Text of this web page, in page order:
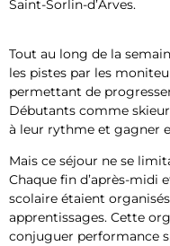
Saint-Sorlin-d’Arves.
Tout au long de la
les pistes par les
permettant de
Débutants comme
à leur rythme et gagner
Mais ce séjour ne se
Chaque fin d’après-midi
scolaire étaient
apprentissages. Cette
conjuguer performance